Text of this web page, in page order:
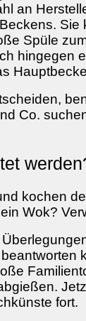
an
Spüle
hingegen
Co.
kochen
Wok?
fort.